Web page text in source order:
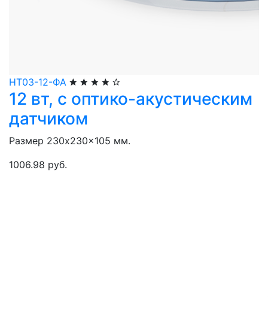
НТ03-12-ФА
12 вт, с оптико-акустическим
датчиком
Размер 230x230x105 мм.
1006.98 руб.